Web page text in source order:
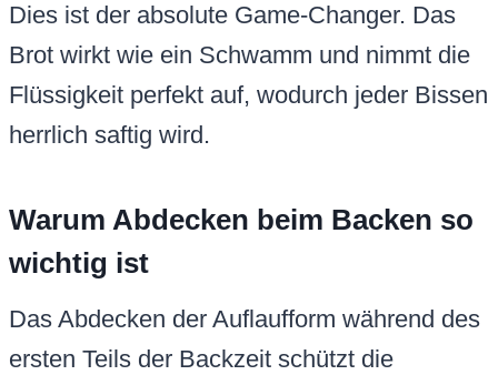
Dies ist der absolute Game-Changer. Das
Brot wirkt wie ein Schwamm und nimmt die
Flüssigkeit perfekt auf, wodurch jeder Bissen
herrlich saftig wird.
Warum Abdecken beim Backen so
wichtig ist
Das Abdecken der Auflaufform während des
ersten Teils der Backzeit schützt die